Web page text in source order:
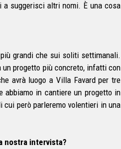
suggerisci altri nomi. È una cosa
grandi che sui soliti settimanali.
progetto più concreto, infatti con
avrà luogo a Villa Favard per tre
abbiamo in cantiere un progetto in
però parleremo volentieri in una
nostra intervista?